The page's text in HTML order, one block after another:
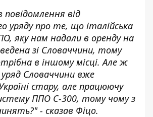
від
уряду про те, що італійська
яку нам надали в оренду на
зі Словаччини, тому
в іншому місці. Але ж
уряд Словаччини вже
стару, але працюючу
ППО С-300, тому чому з
- сказав Фіцо.